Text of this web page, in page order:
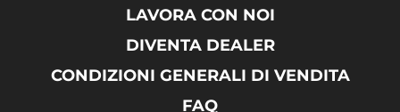
LAVORA CON NOI
DIVENTA DEALER
CONDIZIONI GENERALI DI VENDITA
FAQ